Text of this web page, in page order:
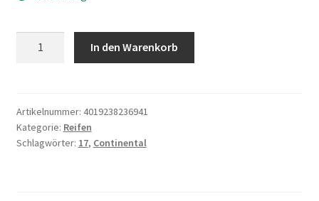
17
65S
TT
In den Warenkorb
Artikelnummer: 4019238236941
Kategorie: Reifen
Schlagwörter: 17, Continental